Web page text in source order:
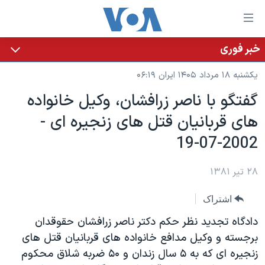
لینکهای
قابل
دسترسی
جهش
محتوای
اصلی
جهش
به
صفحه
جهش
جستجو
خانه
نسخه سبک وب‌سایت
موضوع ها
ایران
آمریکا
جهان
ویژه برنامه‌ها
ویدیوها
برنامه های تلویزیونی
جدول برنامه ها
صفحه‌های ویژه
۲۵۰سالگی آمریکا
بایگانی برنامه‌های تلویزیونی
فرکانس‌های صدای آمریکا
پخش رادیویی
یادگیری زبان انگلیسی
خبر فوری
یکشنبه ۱۸ مرداد ۱۴۰۵ ایران ۰۶:۱۹
گفتگو با ناصر زرافشان، وکيل خانواده
های قربانيان قتل های زنجيره ای -
2002-07-19
۲۸ تیر ۱۳۸۱
اشتراک
دادگاه تجديد نظر حکم دکتر ناصر زرافشان حقوقدان
برجسته و وکيل مدافع خانواده های قربانيان قتل های
زنجيره ای که به ۵ سال زندان و ۵۰ ضربه شلاق محکوم